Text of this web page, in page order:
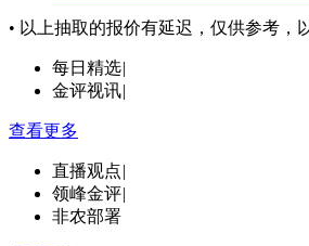
• 以上抽取的报价有延迟，仅供参考，
每日精选|
金评视讯|
查看更多
直播观点|
领峰金评|
非农部署